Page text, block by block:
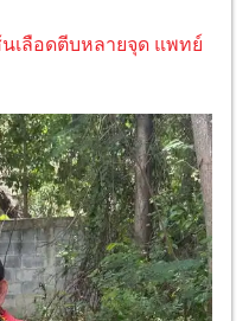
นเลือดตีบหลายจุด แพทย์